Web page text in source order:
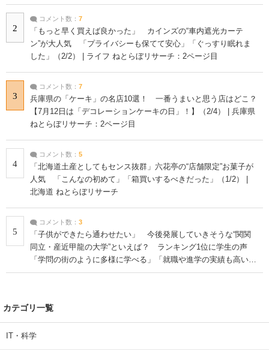
2
コメント数： 7
「もっと早く買えば良かった」 カインズの“車内遮光カーテ
ン”が大人気 「プライバシーも保てて安心」「ぐっすり眠れま
した」（2/2） | ライフ ねとらぼリサーチ：2ページ目
3
コメント数： 7
兵庫県の「ケーキ」の名店10選！ 一番うまいと思う店はどこ？
【7月12日は「デコレーションケーキの日」！】（2/4） | 兵庫県
ねとらぼリサーチ：2ページ目
4
コメント数： 5
「北海道土産としてもセンス抜群」六花亭の“店舗限定”お菓子が
人気 「こんなの初めて」「箱買いするべきだった」（1/2） |
北海道 ねとらぼリサーチ
5
コメント数： 3
「子供ができたら通わせたい」 今後発展していきそうな“関関
同立・産近甲龍の大学”といえば？ ランキング1位に学生の声
「学問の街のように多様に学べる」「就職や進学の実績も高い」
| 大学 ねとらぼリサーチ
カテゴリ一覧
IT・科学